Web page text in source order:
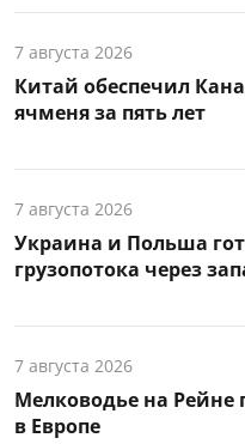
7 августа 2026
Китай обеспечил
ячменя за пять лет
7 августа 2026
Украина и Польша
грузопотока через
7 августа 2026
Мелководье на Рейне
в Европе